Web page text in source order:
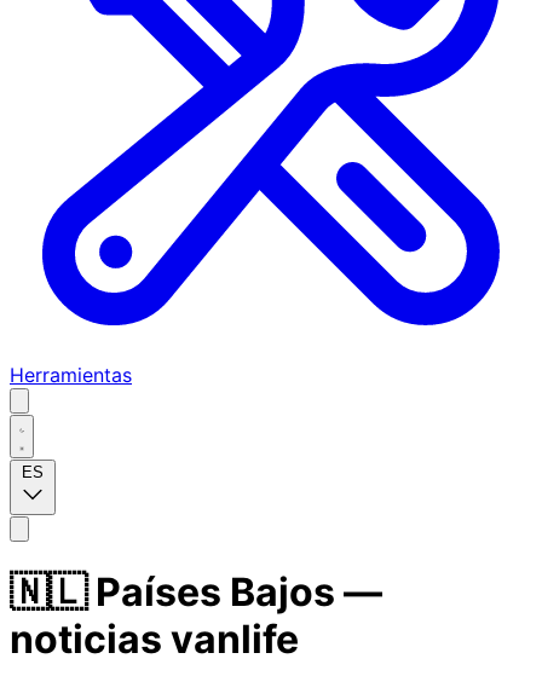
Herramientas
ES
🇳🇱 Países Bajos —
noticias vanlife